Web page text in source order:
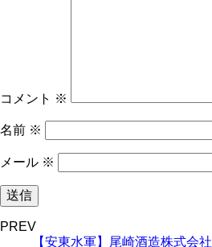
コメント ※
名前 ※
メール ※
PREV
【安東水軍】尾崎酒造株式会社